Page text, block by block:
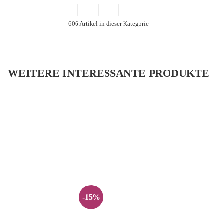
606 Artikel in dieser Kategorie
WEITERE INTERESSANTE PRODUKTE
-15%